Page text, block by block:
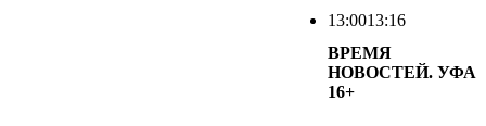
13:0013:16
ВРЕМЯ
НОВОСТЕЙ. УФА
16+